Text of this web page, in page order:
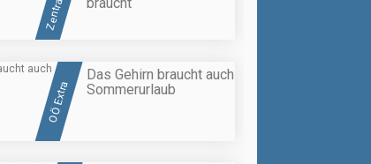
braucht
OÖ Extra
Das Gehirn braucht auch
Sommerurlaub